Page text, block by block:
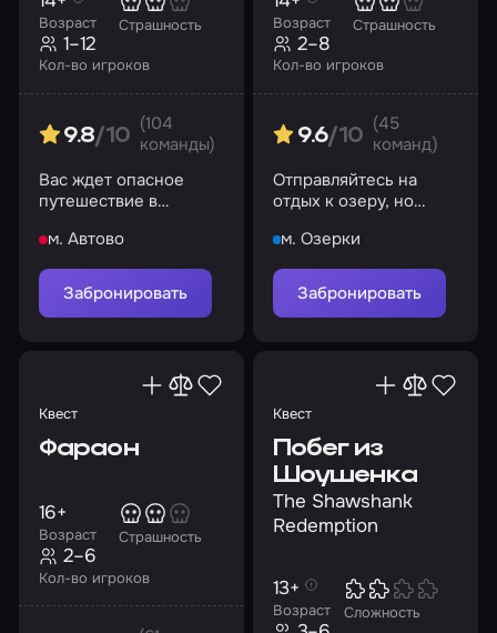
Возраст Страшность
Кол-во игроков
1–12
9.8/10
(104
команды)
Вас ждет опасное
путешествие в
которой предстоит
выйти живым
м. Автово
Забронировать
Возраст Страшность
Кол-во игроков
2–8
9.6/10
(45
команд)
Отправляйтесь на
отдых к озеру, но
рядом маньяк, а
ближайший дом
заперт
м. Озерки
Забронировать
Квест
Фараон
Возраст
16+
Страшность
Кол-во игроков
2–6
Квест
Побег из
Шоушенка
The Shawshank
Redemption
Возраст
13+
Сложность